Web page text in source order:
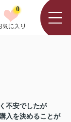
0
不安でしたが
入を決めることが